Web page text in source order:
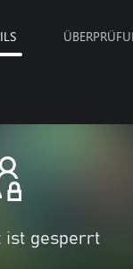
ist gesperrt